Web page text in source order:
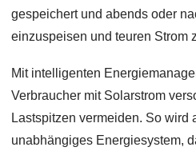
gespeichert und abends oder
einzuspeisen und teuren Strom
Mit intelligenten
Verbraucher mit Solarstrom
Lastspitzen vermeiden. So
unabhängiges Energiesystem,